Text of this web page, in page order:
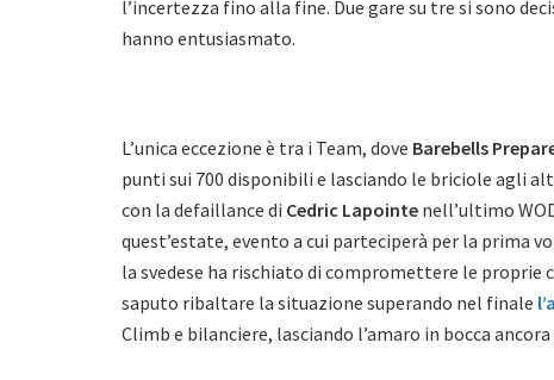
l’incertezza fino alla fine. Due gare su tre si sono
hanno entusiasmato.
L’unica eccezione è tra i Team, dove Barebells
punti sui 700 disponibili e lasciando le briciole agli
con la defaillance di Cedric Lapointe nell’ultimo
quest’estate, evento a cui parteciperà per la prima
la svedese ha rischiato di compromettere le proprie
saputo ribaltare la situazione superando nel finale
Climb e bilanciere, lasciando l’amaro in bocca